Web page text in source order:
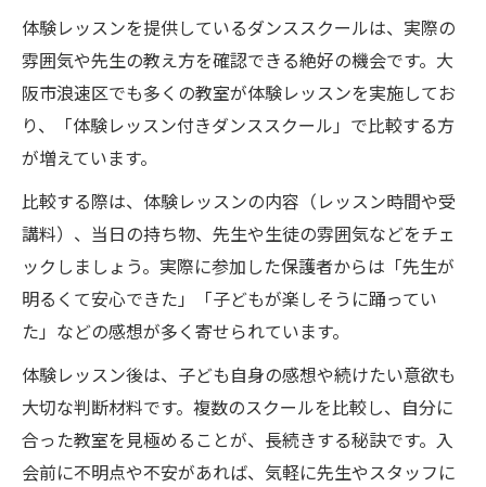
体験レッスンを提供しているダンススクールは、実際の
雰囲気や先生の教え方を確認できる絶好の機会です。大
阪市浪速区でも多くの教室が体験レッスンを実施してお
り、「体験レッスン付きダンススクール」で比較する方
が増えています。
比較する際は、体験レッスンの内容（レッスン時間や受
講料）、当日の持ち物、先生や生徒の雰囲気などをチェ
ックしましょう。実際に参加した保護者からは「先生が
明るくて安心できた」「子どもが楽しそうに踊ってい
た」などの感想が多く寄せられています。
体験レッスン後は、子ども自身の感想や続けたい意欲も
大切な判断材料です。複数のスクールを比較し、自分に
合った教室を見極めることが、長続きする秘訣です。入
会前に不明点や不安があれば、気軽に先生やスタッフに